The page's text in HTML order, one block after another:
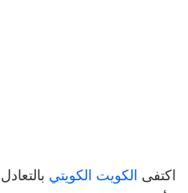
اكتفى الكويت الكويتي